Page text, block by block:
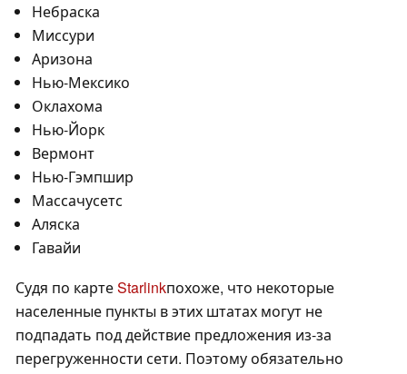
Небраска
Миссури
Аризона
Нью-Мексико
Оклахома
Нью-Йорк
Вермонт
Нью-Гэмпшир
Массачусетс
Аляска
Гавайи
Судя по картеStarlinkпохоже, что некоторые
населенные пункты в этих штатах могут не
подпадать под действие предложения из-за
перегруженности сети. Поэтому обязательно